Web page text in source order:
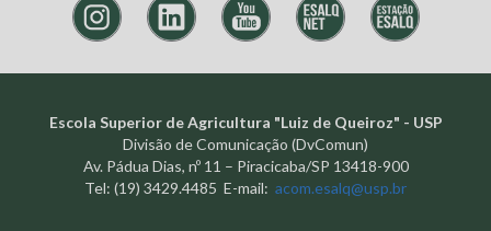
Escola Superior de Agricultura "Luiz de Queiroz" - USP
Divisão de Comunicação (DvComun)
Av. Pádua Dias, nº 11 – Piracicaba/SP 13418-900
Tel: (19) 3429.4485 E-mail: acom.esalq@usp.br